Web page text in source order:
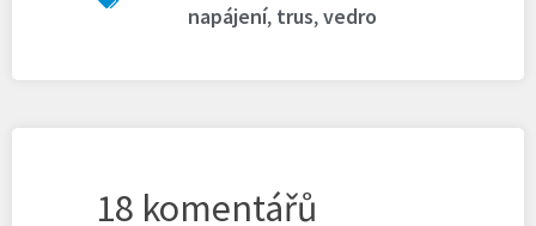
napájení, trus,vedro
18 komentářů